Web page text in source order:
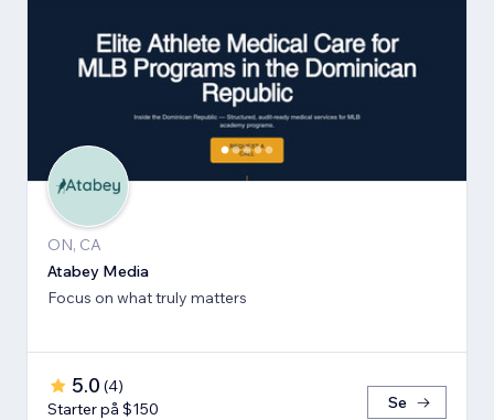
ON, CA
Atabey Media
Focus on what truly matters
5.0 (4)
Starter på $150
Se